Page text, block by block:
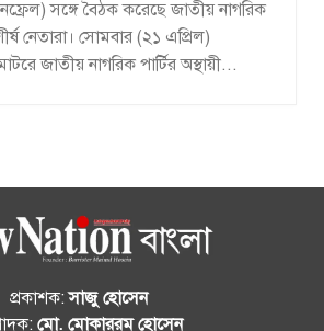
সঙ্গে বৈঠক করেছে জাতীয় নাগরিক
নেতারা। সোমবার (২১ এপ্রিল)
জাতীয় নাগরিক পার্টির অস্থায়ী...
প্রকাশক:সাজু হোসেন
মো. মোকাররম হোসেন